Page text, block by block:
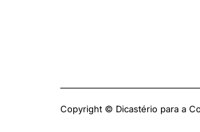
Copyright © Dicastério para a